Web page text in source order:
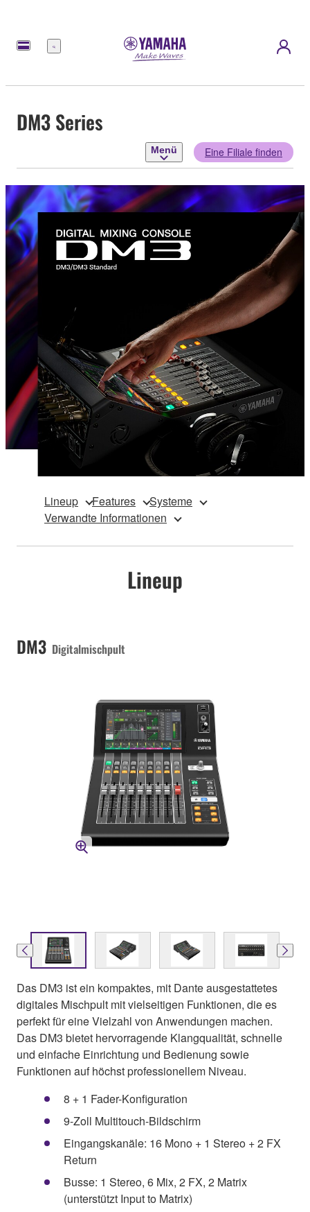
Menü
DM3 Series
Menü Eine Filiale finden
Lineup Features
Systeme
Verwandte Informationen
Lineup
DM3 Digitalmischpult
Das DM3 ist ein kompaktes, mit Dante ausgestattetes
digitales Mischpult mit vielseitigen Funktionen, die es
perfekt für eine Vielzahl von Anwendungen machen.
Das DM3 bietet hervorragende Klangqualität, schnelle
und einfache Einrichtung und Bedienung sowie
Funktionen auf höchst professionellem Niveau.
8 + 1 Fader-Konfiguration
9-Zoll Multitouch-Bildschirm
Eingangskanäle: 16 Mono + 1 Stereo + 2 FX
Return
Busse: 1 Stereo, 6 Mix, 2 FX, 2 Matrix
(unterstützt Input to Matrix)